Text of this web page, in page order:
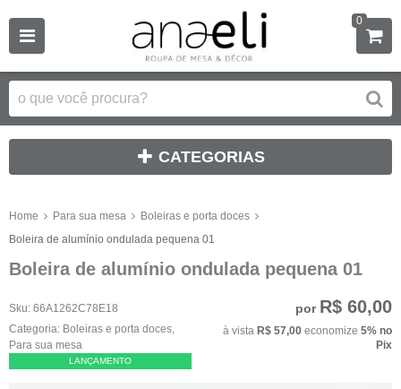
0
CATEGORIAS
Home Para sua mesa
Boleiras e porta doces
Boleira de alumínio ondulada pequena 01
Boleira de alumínio ondulada pequena 01
Sku: 66A1262C78E18
Categoria: Boleiras e porta doces
Para sua mesa
LANÇAMENTO
por R$ 60,00
à vista R$ 57,00 economize 5% no
Pix